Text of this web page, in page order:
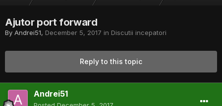
Ajutor port forward
By Andrei51, December 5, 2017 in Discutii incepatori
Reply to this topic
Andrei51